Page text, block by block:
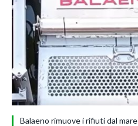
Balaeno rimuove i rifiuti dal mare